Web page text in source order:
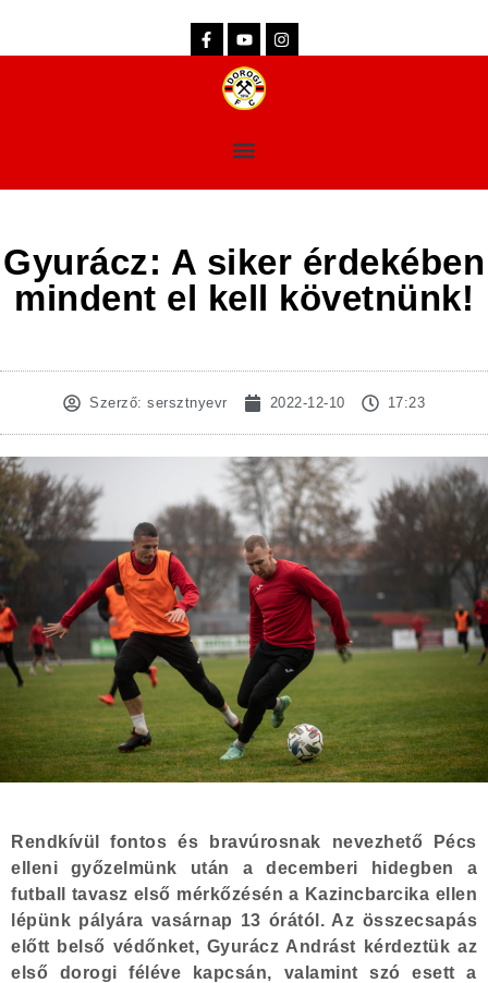
Gyurácz: A siker érdekében
mindent el kell követnünk!
Szerző: sersztnyevr 2022-12-10 17:23
Rendkívül fontos és bravúrosnak nevezhető Pécs
elleni győzelmünk után a decemberi hidegben a
futball tavasz első mérkőzésén a Kazincbarcika ellen
lépünk pályára vasárnap 13 órától. Az összecsapás
előtt belső védőnket, Gyurácz Andrást kérdeztük az
első dorogi féléve kapcsán, valamint szó esett a